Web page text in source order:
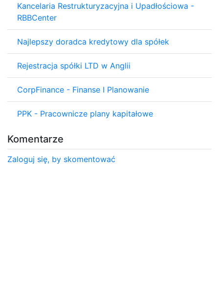
Kancelaria Restrukturyzacyjna i Upadłościowa -
RBBCenter
Najlepszy doradca kredytowy dla spółek
Rejestracja spółki LTD w Anglii
CorpFinance - Finanse I Planowanie
PPK - Pracownicze plany kapitałowe
Komentarze
Zaloguj się, by skomentować